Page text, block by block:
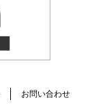
お問い合わせ